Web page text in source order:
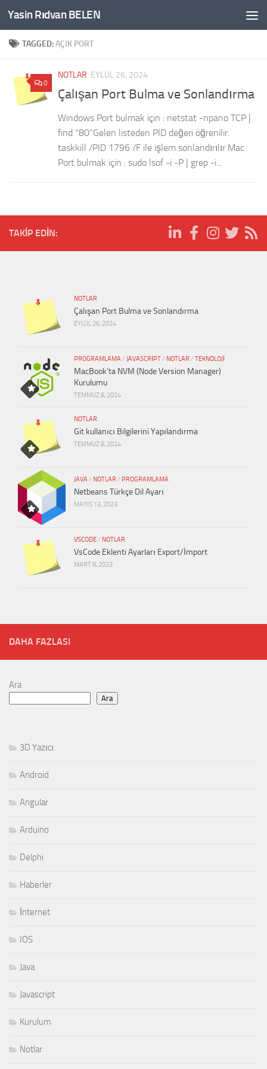
Skip to content
Yasin Rıdvan BELEN
TAGGED:AÇIK PORT
0
NOTLAR EYLÜL 26, 2024
Çalışan Port Bulma ve Sonlandırma
Windows Port bulmak için : netstat -npano TCP |
find “80”Gelen listeden PID değeri öğrenilir.
taskkill /PID 1796 /F ile işlem sonlandırılır Mac
Port bulmak için : sudo lsof -i -P | grep -i...
TAKIP EDIN:
NOTLAR
Çalışan Port Bulma ve Sonlandırma
EYLÜL 26, 2024
PROGRAMLAMA/ JAVASCRIPT/ NOTLAR/ TEKNOLOJI
MacBook’ta NVM (Node Version Manager)
Kurulumu
TEMMUZ 8, 2024
NOTLAR
Git kullanıcı Bilgilerini Yapılandırma
TEMMUZ 8, 2024
JAVA/ NOTLAR/ PROGRAMLAMA
Netbeans Türkçe Dil Ayarı
MAYIS 13, 2023
VSCODE/ NOTLAR
VsCode Eklenti Ayarları Export/İmport
MART 8, 2023
DAHA FAZLASI
Ara
Ara
3D Yazıcı
Android
Angular
Arduino
Delphi
Haberler
İnternet
IOS
Java
Javascript
Kurulum
Notlar